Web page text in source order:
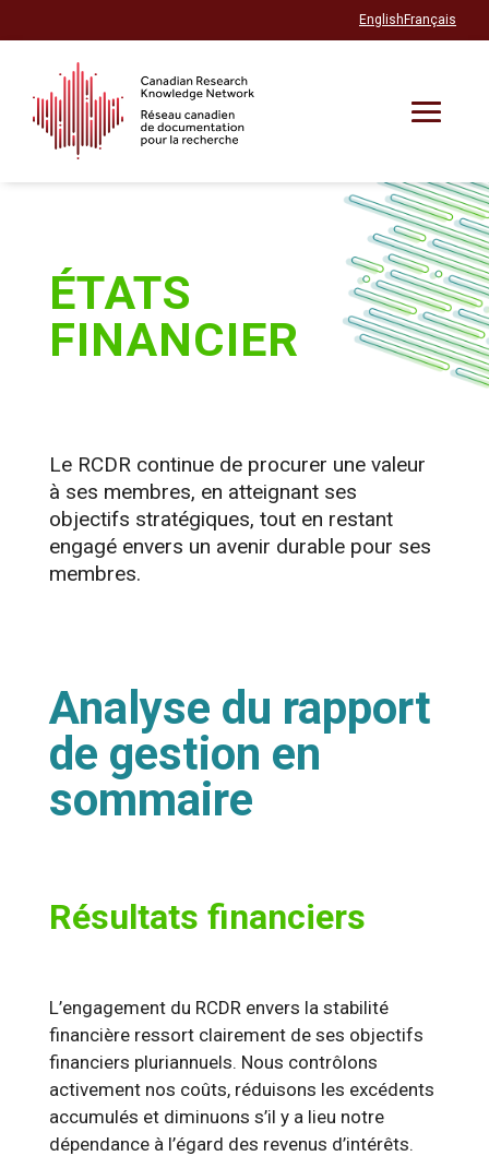
English Français
ÉTATS
FINANCIER
Le RCDR continue de procurer une valeur
à ses membres, en atteignant ses
objectifs stratégiques, tout en restant
engagé envers un avenir durable pour ses
membres.
Analyse du rapport
de gestion en
sommaire
Résultats financiers
L’engagement du RCDR envers la stabilité
financière ressort clairement de ses objectifs
financiers pluriannuels. Nous contrôlons
activement nos coûts, réduisons les excédents
accumulés et diminuons s’il y a lieu notre
dépendance à l’égard des revenus d’intérêts.